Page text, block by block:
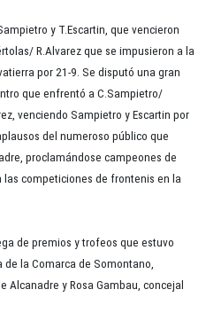
y T.Escartin, que vencieron
R.Alvarez que se impusieron a la
por 21-9. Se disputó una gran
que enfrentó a C.Sampietro/
venciendo Sampietro y Escartin por
del numeroso público que
proclamándose campeones de
competiciones de frontenis en la
de premios y trofeos que estuvo
de la Comarca de Somontano,
Alcanadre y Rosa Gambau, concejal